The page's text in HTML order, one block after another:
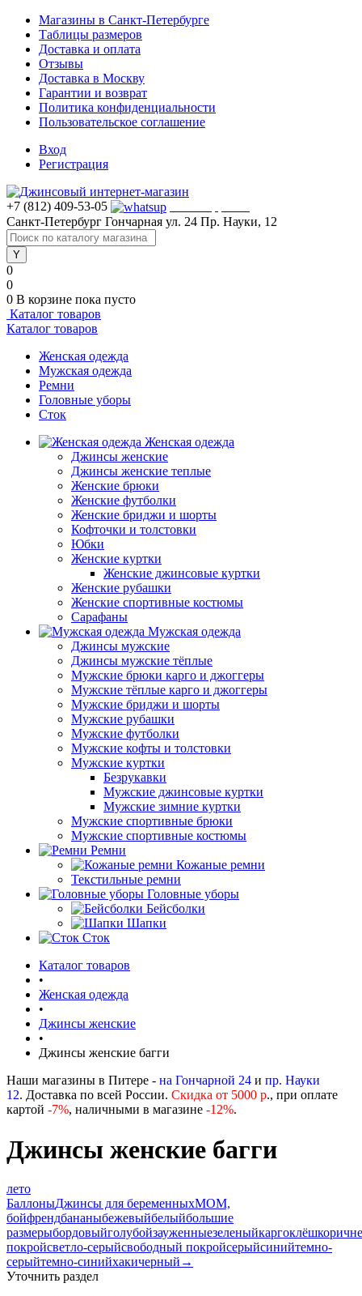
Магазины в Санкт-Петербурге
Таблицы размеров
Доставка и оплата
Отзывы
Доставка в Москву
Гарантии и возврат
Политика конфиденциальности
Пользовательское соглашение
Вход
Регистрация
+7 (812) 409-53-05
Санкт-Петербург Гончарная ул. 24 Пр. Науки, 12
0
0
0 В корзине пока пусто
Каталог товаров
Каталог товаров
Женская одежда
Мужская одежда
Ремни
Головные уборы
Сток
Женская одежда
Джинсы женские
Джинсы женские теплые
Женские брюки
Женские футболки
Женские бриджи и шорты
Кофточки и толстовки
Юбки
Женские куртки
Женские джинсовые куртки
Женские рубашки
Женские спортивные костюмы
Сарафаны
Мужская одежда
Джинсы мужские
Джинсы мужские тёплые
Мужские брюки карго и джоггеры
Мужские тёплые карго и джоггеры
Мужские бриджи и шорты
Мужские рубашки
Мужские футболки
Мужские кофты и толстовки
Мужские куртки
Безрукавки
Мужские джинсовые куртки
Мужские зимние куртки
Мужские спортивные брюки
Мужские спортивные костюмы
Ремни
Кожаные ремни
Текстильные ремни
Головные уборы
Бейсболки
Шапки
Сток
Каталог товаров
•
Женская одежда
•
Джинсы женские
•
Джинсы женские багги
Наши магазины в Питере - на Гончарной 24 и пр. Науки
12. Доставка по всей России. Скидка от 5000 р., при оплате
картой -7%, наличными в магазине -12%.
Джинсы женские багги
лето
БаллоныДжинсы для беременныхМОМ,
бойфрендбананыбежевыйбелыйбольшие
размерыбордовыйголубойзауженныезеленыйкаргоклёш
покройсветло-серыйсвободный покройсерыйсинийтемно-
серыйтемно-синийхакичерный →
Уточнить раздел